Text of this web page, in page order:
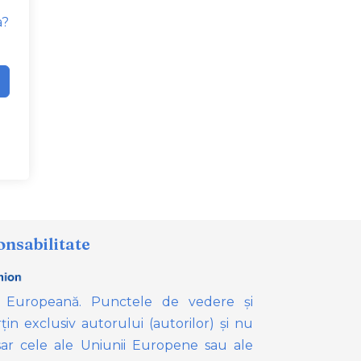
Punctele de vedere și
exclusiv autorului (autorilor) și nu
cele ale Uniunii Europene sau ale